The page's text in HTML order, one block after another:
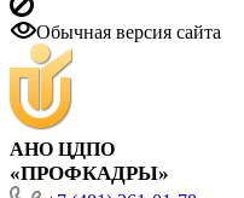
Обычная версия сайта
АНО ЦДПО
«ПРОФКАДРЫ»